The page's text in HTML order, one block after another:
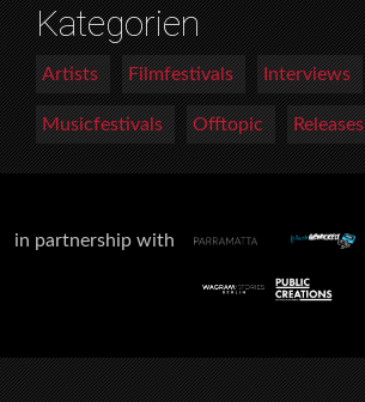
Kategorien
Artists Filmfestivals Interviews
Musicfestivals Offtopic Releases
in partnership with